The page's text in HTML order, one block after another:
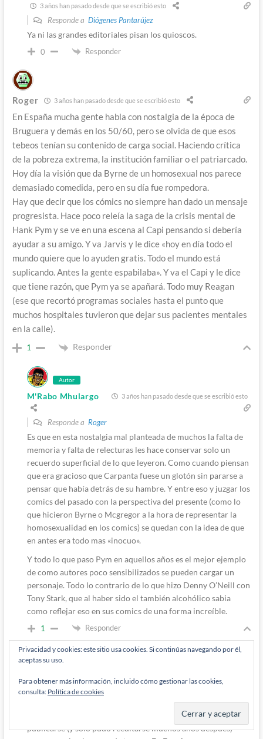
3 años han pasado desde que se escribió esto
Responde a Diógenes Pantarújez
Ya ni las grandes editoriales pisan los quioscos.
0 Responder
Roger 3 años han pasado desde que se escribió esto
En España mucha gente habla con nostalgia de la época de
Bruguera y demás en los 50/60, pero se olvida de que esos
tebeos tenían su contenido de carga social. Haciendo crítica
de la pobreza extrema, la institución familiar o el patriarcado.
Hoy día la visión que da Byrne de un homosexual nos parece
demasiado comedida, pero en su día fue rompedora.
Hay que decir que los cómics no siempre han dado un mensaje
progresista. Hace poco releía la saga de la crisis mental de
Hank Pym y se ve en una escena al Capi pensando si debería
ayudar a su amigo. Y va Jarvis y le dice «hoy en día todo el
mundo quiere que lo ayuden gratis. Todo el mundo está
suplicando. Antes la gente espabilaba». Y va el Capi y le dice
que tiene razón, que Pym ya se apañará. Todo muy Reagan
(ese que recortó programas sociales hasta el punto que
muchos hospitales tuvieron que dejar sus pacientes mentales
en la calle).
1 Responder
Autor
M'Rabo Mhulargo 3 años han pasado desde que se escribió esto
Responde a Roger
Es que en esta nostalgia mal planteada de muchos la falta de
memoria y falta de relecturas les hace conservar solo un
recuerdo superficial de lo que leyeron. Como cuando piensan
que era gracioso que Carpanta fuese un glotón sin pararse a
pensar que había detrás de su hambre. Y entre eso y juzgar los
comics del pasado con la perspectiva del presente (como lo
que hicieron Byrne o Mcgregor a la hora de representar la
homosexualidad en los comics) se quedan con la idea de que
en antes era todo mas «inocuo».
Y todo lo que paso Pym en aquellos años es el mejor ejemplo
de como autores poco sensibilizados se pueden cargar un
personaje. Todo lo contrario de lo que hizo Denny O’Neill con
Tony Stark, que al haber sido el también alcohólico sabia
como reflejar eso en sus comics de una forma increíble.
1 Responder
3 años han pasado desde que se escribió esto
De hecho, llegado el momento, Carpanta tuvo que dejar de
publicarse (y solo pudo reeditarse muchos años después)
Privacidad y cookies: este sitio usa cookies. Si continúas navegando por él,
aceptas su uso.
Para obtener más información, incluido cómo gestionar las cookies,
consulta: Política de cookies